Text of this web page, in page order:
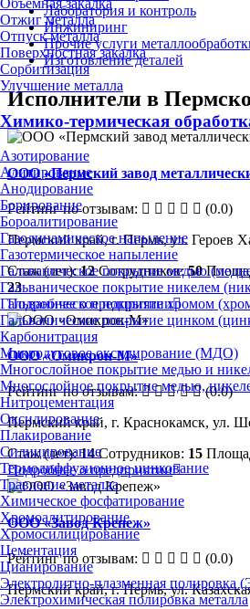
Отжиг металла
Отпуск металла
Поверхностная закалка
Сорбитизация
Улучшение металла
Химико-термическая
Азотирование
Алитирование
Анодирование
Борирование
Бороалитирование
Газодинамическое напыление
Газотермическое напыление
Гальваническое покрытие медью
Гальваническое покрытие никелем
Гальваническое покрытие хромом
Гальваническое покрытие цинком
Карбонитрация
Микродуговое оксидирование (МДО)
Многослойное покрытие медью и
Многослойное покрытие медью,
Нитроцементация
Оксидирование
Плакирование
Силицирование
Термодиффузионное цинкование
Травление металла
Химическое фосфатирование
Хромоалитирование
Хромосилицирование
Цементация
Цианирование
Электролитно-плазменная полировка
Электрохимическая полировка металла
Лаборатория и контроль
Инжиниринг
Прочие услуги
Изготовление деталей
Исполнители в
ООО «Пермский завод
Рейтинг по отзывам:
(0.0)
Пермский край, г. Пермь, ул. Героев
Стаж (лет):12 Сотрудников:50
23
Подробнее о предприятии
ООО «Омикрон-М»
Рейтинг по отзывам:
(0.0)
Пермский край, г. Краснокамск, ул.
Стаж (лет):14 Сотрудников: 15
Подробнее о предприятии
ООО «Завод Крепеж»
Рейтинг по отзывам:
(0.0)
Пермский край, г. Пермь, ул.